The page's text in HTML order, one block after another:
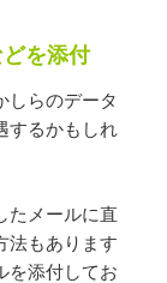
を添付
しらのデータ
するかもしれ
たメールに直
法もあります
を添付してお